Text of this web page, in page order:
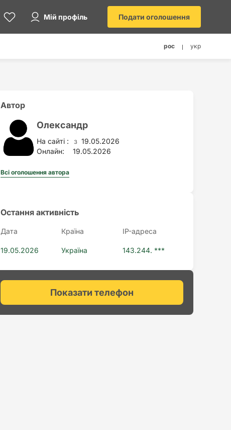
Мій профіль Подати оголошення
рос укр
Автор
Олександр
На сайті : з 19.05.2026
Онлайн:
19.05.2026
Всі оголошення автора
Остання активність
Дата Країна IP-адреса
19.05.2026 Україна 143.244. ***
Показати телефон